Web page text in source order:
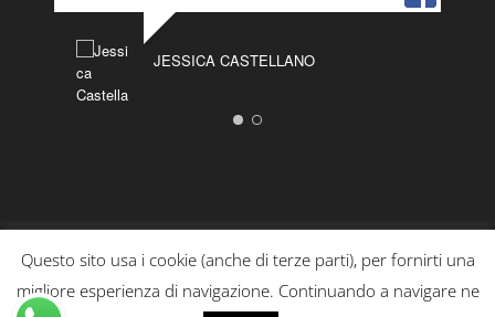
JESSICA CASTELLANO
MZeta Web & Software - Copyright © 2011 - 2020 -
Questo sito usa i cookie (anche di terze parti), per fornirti una
migliore esperienza di navigazione. Continuando a navigare ne